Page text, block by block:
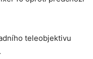
teleobjektivu